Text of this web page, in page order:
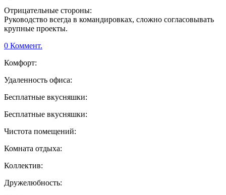
Отрицательные стороны:
Руководство всегда в командировках, сложно согласовывать
крупные проекты.
0 Коммент.
Комфорт:
Удаленность офиса:
Бесплатные вкусняшки:
Бесплатные вкусняшки:
Чистота помещений:
Комната отдыха:
Коллектив:
Дружелюбность: